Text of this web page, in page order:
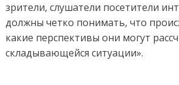
зрители, слушатели посетители
должны четко понимать, что
какие перспективы они могут
складывающейся ситуации».